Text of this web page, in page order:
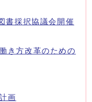
書採択協議会開催
き方改革のための
画